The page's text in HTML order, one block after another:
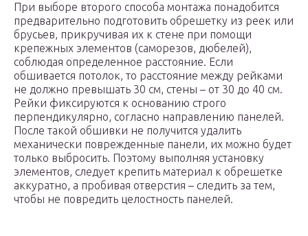
При выборе второго способа монтажа понадобится
предварительно подготовить обрешетку из реек или
брусьев, прикручивая их к стене при помощи
крепежных элементов (саморезов, дюбелей),
соблюдая определенное расстояние. Если
обшивается потолок, то расстояние между рейками
не должно превышать 30 см, стены – от 30 до 40 см.
Рейки фиксируются к основанию строго
перпендикулярно, согласно направлению панелей.
После такой обшивки не получится удалить
механически поврежденные панели, их можно будет
только выбросить. Поэтому выполняя установку
элементов, следует крепить материал к обрешетке
аккуратно, а пробивая отверстия – следить за тем,
чтобы не повредить целостность панелей.